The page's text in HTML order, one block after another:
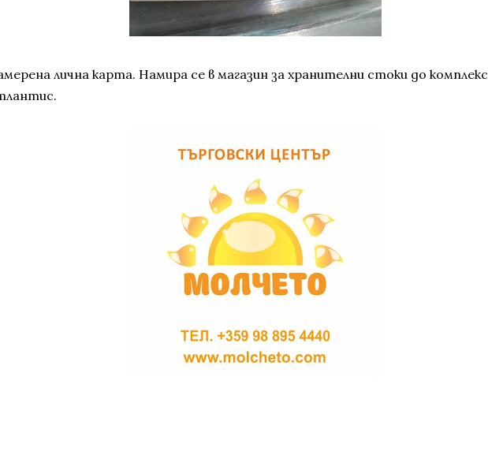
лична карта. Намира се в магазин за хранителни стоки до комплекс